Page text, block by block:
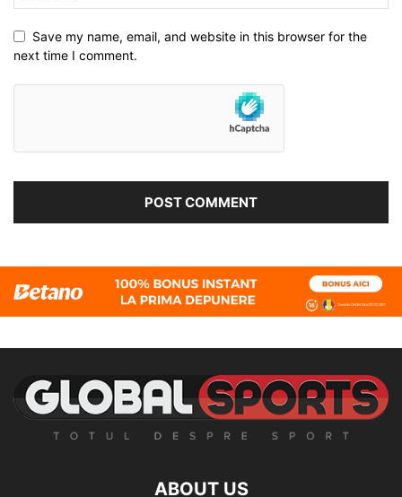
Save my name, email, and website in this browser for the
next time I comment.
ABOUT US